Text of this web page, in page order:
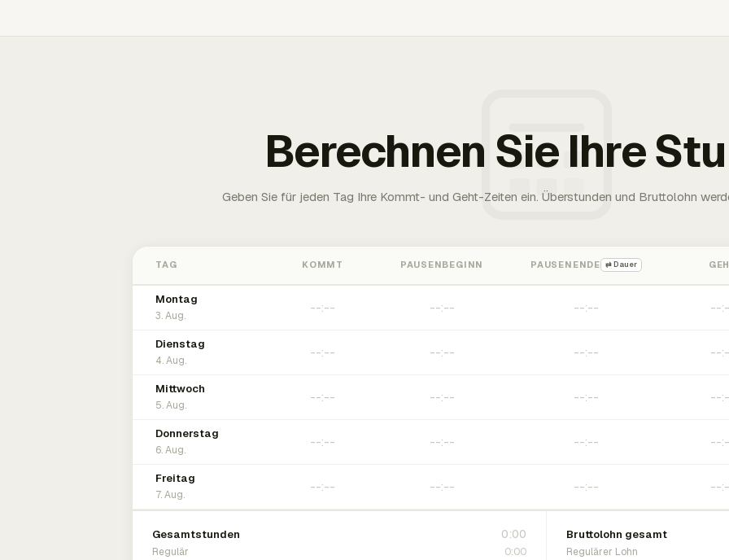
Berechnen Sie Ihre
Geben Sie für jeden Tag Ihre Kommt- und Geht-Zeiten ein. Überstunden und Bruttolohn
TAG KOMMT PAUSENBEGINN PAUSENENDE ⇄ Dauer
Montag
3. Aug.
Dienstag
4. Aug.
Mittwoch
5. Aug.
Donnerstag
6. Aug.
Freitag
7. Aug.
Gesamtstunden 0:00
Regulär 0:00
Bruttolohn gesamt
Regulärer Lohn